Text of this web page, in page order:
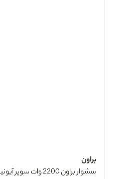
براون
سشوار براون 2200 وات سوپر آيونيک مدل BRHD435E